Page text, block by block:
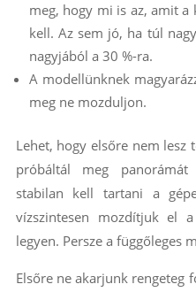
meg, hogy mi is az, amit
kell. Az sem jó, ha túl
nagyjából a 30 %-ra.
A modellünknek
meg ne mozduljon.
Lehet, hogy elsőre nem lesz
próbáltál meg
stabilan kell tartani a
vízszintesen mozdítjuk el
legyen. Persze a függőleges
Elsőre ne akarjunk rengeteg